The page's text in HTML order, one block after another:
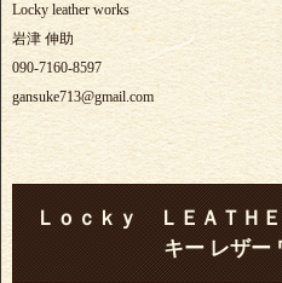
Locky leather works
岩津 伸助
090-7160-8597
gansuke713@gmail.com
Ｌｏｃｋｙ ＬＥＡＴＨ
キー レザー